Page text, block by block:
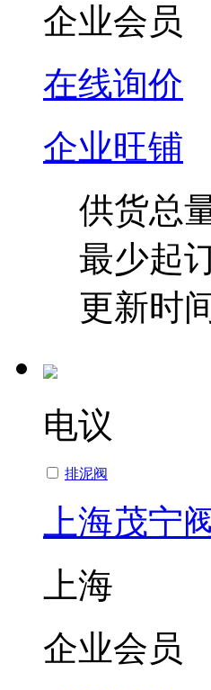
企业会员
在线询价
企业旺铺
供货总
最少起
更新时
电议
排泥阀
上海茂宁
上海
企业会员